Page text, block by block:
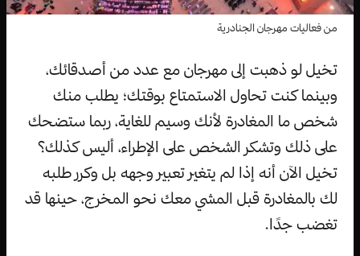
من فعاليات مهرجان الجنادرية
تخيل لو ذهبت إلى مهرجان مع عدد من أصدقائك،
وبينما كنت تحاول الاستمتاع بوقتك؛ يطلب منك
شخص ما المغادرة لأنك وسيم للغاية، ربما ستضحك
على ذلك وتشكر الشخص على الإطراء، أليس كذلك؟
تخيل الآن أنه إذا لم يتغير تعبير وجهه بل وكرر طلبه
لك بالمغادرة قبل المشي معك نحو المخرج، حينها قد
تغضب جدًا.